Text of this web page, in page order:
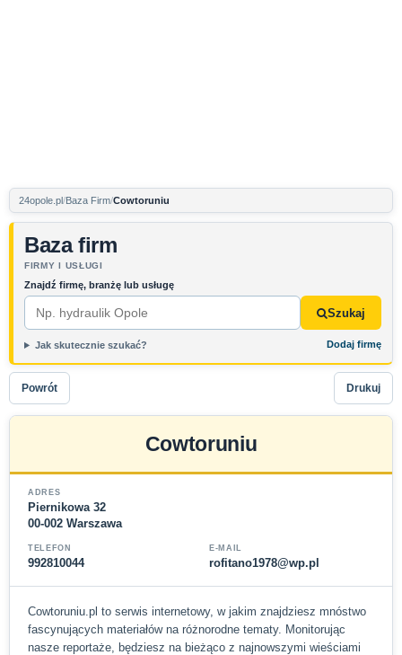
24opole.pl Baza Firm Cowtoruniu
Baza firm
FIRMY I USŁUGI
Znajdź firmę, branżę lub usługę
Szukaj
Jak skutecznie szukać? Dodaj firmę
Powrót Drukuj
Cowtoruniu
ADRES
Piernikowa 32
00-002 Warszawa
TELEFON
992810044
E-MAIL
rofitano1978@wp.pl
Cowtoruniu.pl to serwis internetowy, w jakim znajdziesz mnóstwo
fascynujących materiałów na różnorodne tematy. Monitorując
nasze reportaże, będziesz na bieżąco z najnowszymi wieściami